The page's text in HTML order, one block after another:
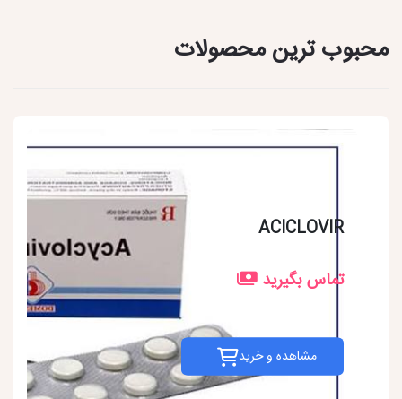
محبوب ترین محصولات
ACICLOVIR
تماس بگیرید
مشاهده و خرید